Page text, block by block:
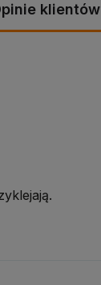
klientów